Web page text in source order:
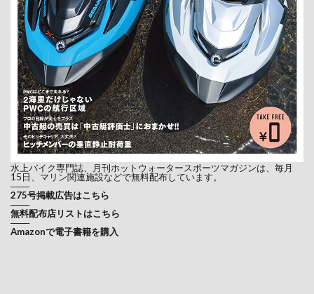
水上バイク専門誌、月刊ホットウォータースポーツマガジンは、毎月
15日、マリン関連施設などで無料配布しています。
───
275号掲載広告はこちら
───
無料配布店リストはこちら
───
Amazonで電子書籍を購入